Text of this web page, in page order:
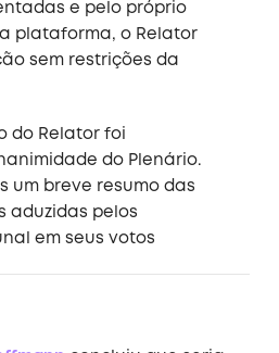
e pelo próprio
plataforma, o Relator
sem restrições da
do Relator foi
do Plenário.
um breve resumo das
aduzidas pelos
em seus votos